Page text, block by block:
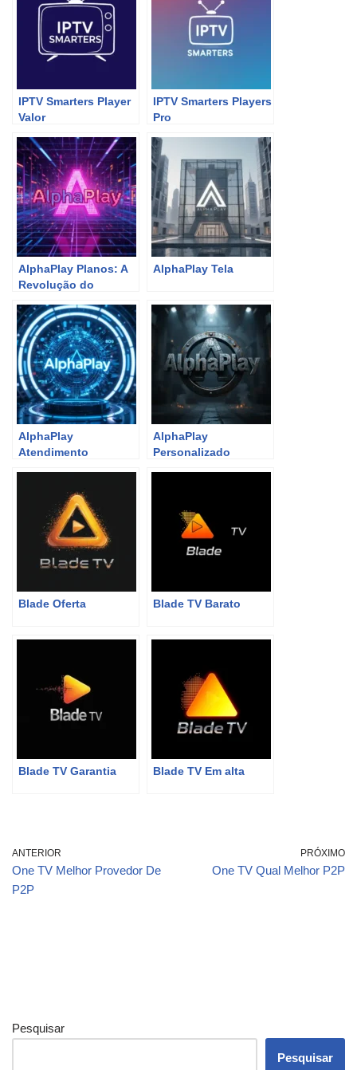
IPTV Smarters Player
Valor
IPTV Smarters Players
Pro
AlphaPlay Planos: A
Revolução do
Sua Tela!
AlphaPlay Tela
AlphaPlay
Atendimento
AlphaPlay
Personalizado
Blade Oferta Blade TV Barato
Blade TV Garantia Blade TV Em alta
ANTERIOR
One TV Melhor Provedor De
P2P
PRÓXIMO
One TV Qual Melhor P2P
Pesquisar
Pesquisar